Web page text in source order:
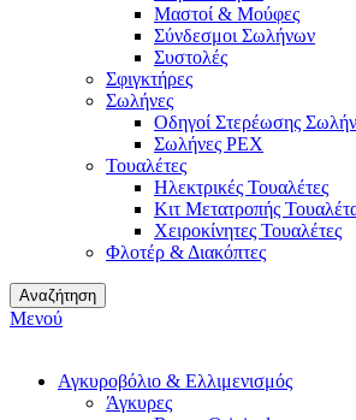
Μαστοί & Μούφες
Σύνδεσμοι Σωλήνων
Συστολές
Σφιγκτήρες
Σωλήνες
Οδηγοί Στερέωσης
Σωλήνες PEX
Τουαλέτες
Ηλεκτρικές Τουαλέτες
Κιτ Μετατροπής
Χειροκίνητες Τουαλέτες
Φλοτέρ & Διακόπτες
Αναζήτηση
Μενού
Αγκυροβόλιο & Ελλιμενισμός
Άγκυρες